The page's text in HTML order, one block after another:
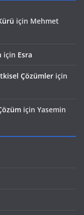
için Mehmet
için Esra
Çözümler için
için Yasemin